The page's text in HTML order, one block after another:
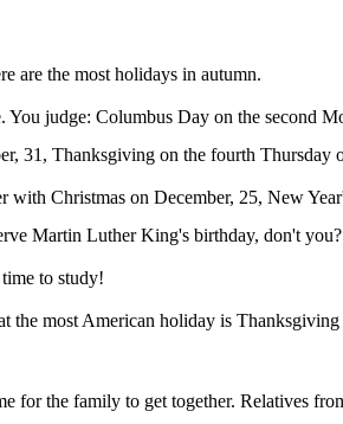
are the most holidays in autumn.
You judge: Columbus Day on the second
31, Thanksgiving on the fourth Thursday
with Christmas on December, 25, New
Martin Luther King's birthday, don't you?
to study!
the most American holiday is
for the family to get together. Relatives